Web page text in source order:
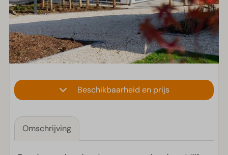
Beschikbaarheid en prijs
Omschrijving